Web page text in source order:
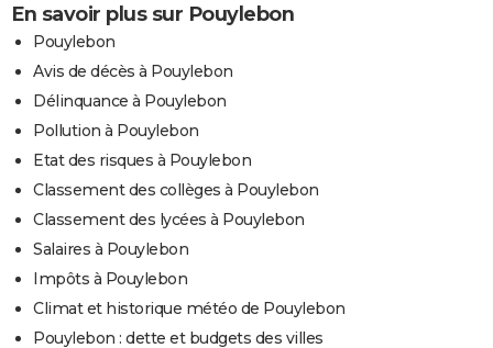
En savoir plus sur Pouylebon
Pouylebon
Avis de décès à Pouylebon
Délinquance à Pouylebon
Pollution à Pouylebon
Etat des risques à Pouylebon
Classement des collèges à Pouylebon
Classement des lycées à Pouylebon
Salaires à Pouylebon
Impôts à Pouylebon
Climat et historique météo de Pouylebon
Pouylebon : dette et budgets des villes